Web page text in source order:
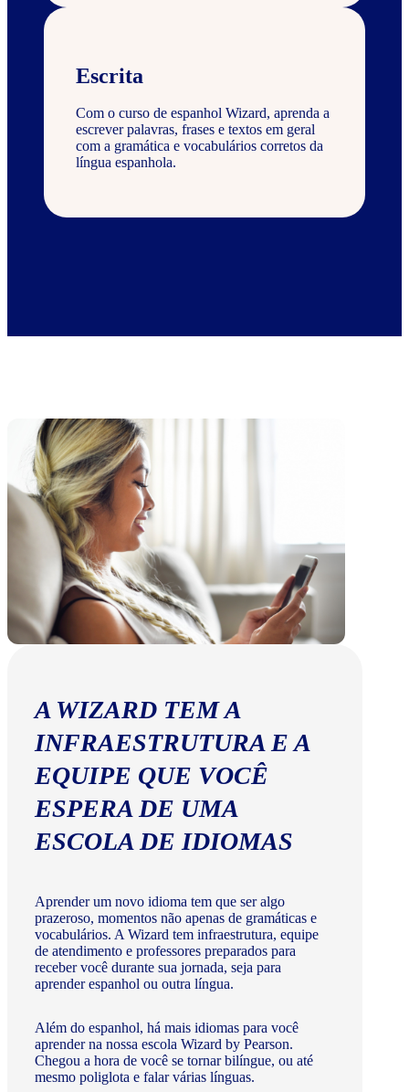
Escrita
Com o curso de espanhol Wizard, aprenda a
escrever palavras, frases e textos em geral
com a gramática e vocabulários corretos da
língua espanhola.
A WIZARD TEM A
INFRAESTRUTURA E A
EQUIPE QUE VOCÊ
ESPERA DE UMA
ESCOLA DE IDIOMAS
Aprender um novo idioma tem que ser algo
prazeroso, momentos não apenas de gramáticas e
vocabulários. A Wizard tem infraestrutura, equipe
de atendimento e professores preparados para
receber você durante sua jornada, seja para
aprender espanhol ou outra língua.
Além do espanhol, há mais idiomas para você
aprender na nossa escola Wizard by Pearson.
Chegou a hora de você se tornar bilíngue, ou até
mesmo poliglota e falar várias línguas.